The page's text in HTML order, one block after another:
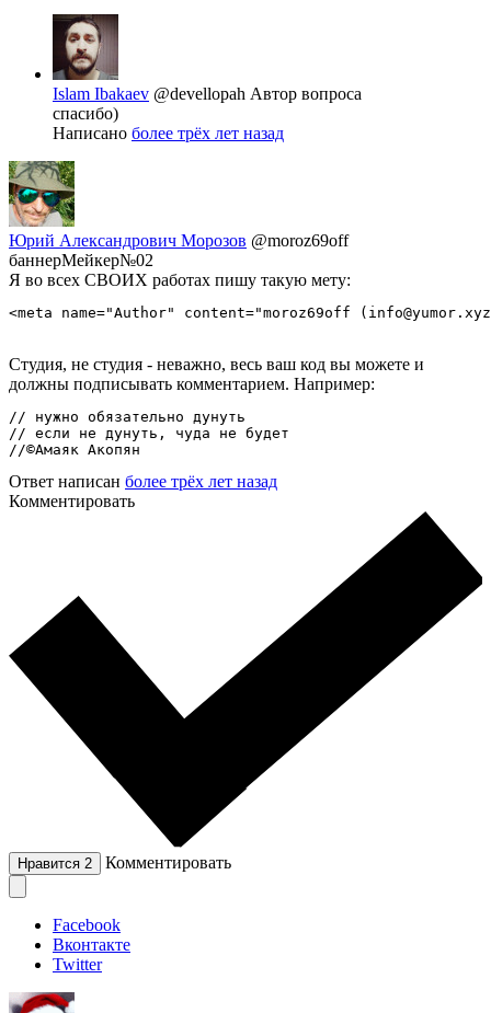
Islam Ibakaev @devellopah Автор вопроса
спасибо)
Написано более трёх лет назад
Юрий Александрович Морозов @moroz69off
баннерМейкер№02
Я во всех СВОИХ работах пишу такую мету:
<meta name="Author" content="moroz69off
Студия, не студия - неважно, весь ваш код вы можете и
должны подписывать комментарием. Например:
// нужно обязательно дунуть
// если не дунуть, чуда не будет
//©Амаяк Акопян
Ответ написан более трёх лет назад
Комментировать
Нравится 2 Комментировать
Facebook
Вконтакте
Twitter